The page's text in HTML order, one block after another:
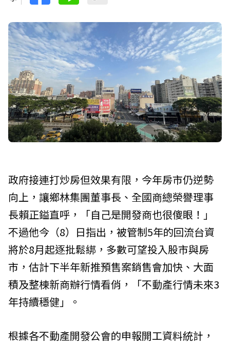
政府接連打炒房但效果有限，今年房市仍逆勢
向上，讓鄉林集團董事長、全國商總榮譽理事
長賴正鎰直呼，「自己是開發商也很傻眼！」
不過他今（8）日指出，被管制5年的回流台資
將於8月起逐批鬆綁，多數可望投入股市與房
市，估計下半年新推預售案銷售會加快、大面
積及整棟新商辦行情看俏，「不動產行情未來3
年持續穩健」。
根據各不動產開發公會的申報開工資料統計，